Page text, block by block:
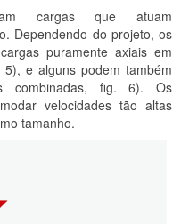
cargas que atuam
Dependendo do projeto, os
puramente axiais em
e alguns podem também
combinadas, fig. 6). Os
velocidades tão altas
tamanho.